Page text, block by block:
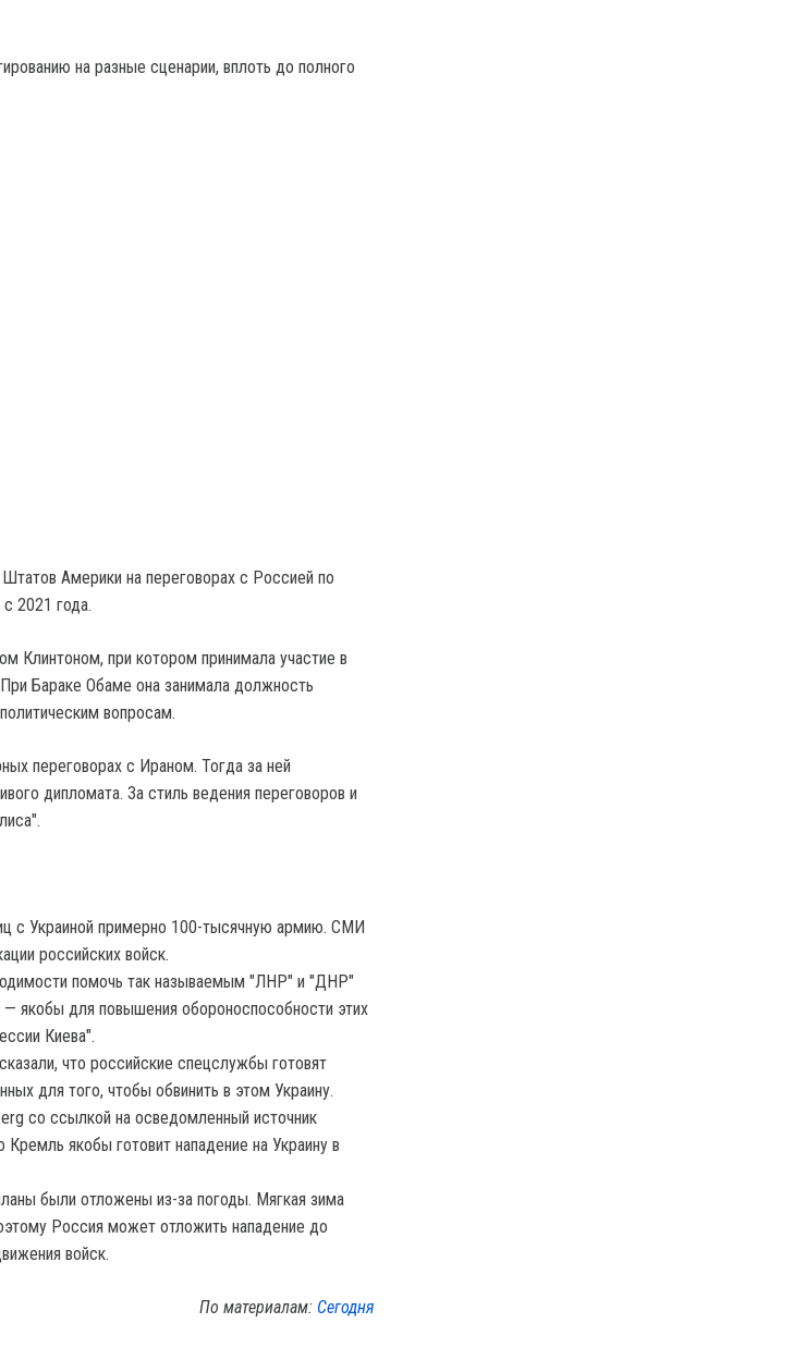
на разные сценарии, вплоть до полного
Америки на переговорах с Россией по
2021 года.
Клинтоном, при котором принимала участие в
Бараке Обаме она занимала должность
вопросам.
переговорах с Ираном. Тогда за ней
дипломата. За стиль ведения переговоров и
с Украиной примерно 100-тысячную армию. СМИ
российских войск.
помочь так называемым "ЛНР" и "ДНР"
якобы для повышения обороноспособности этих
Киева".
что российские спецслужбы готовят
для того, чтобы обвинить в этом Украину.
со ссылкой на осведомленный источник
Кремль якобы готовит нападение на Украину в
были отложены из-за погоды. Мягкая зима
Россия может отложить нападение до
войск.
По материалам: Сегодня